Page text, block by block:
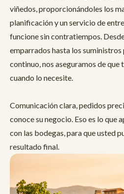
viñedos, proporcionándoles los
planificación y un servicio de
funcione sin contratiempos.
emparrados hasta los
continuo, nos aseguramos de
cuando lo necesite.
Comunicación clara, pedidos
conoce su negocio. Eso es lo que
con las bodegas, para que usted
resultado final.